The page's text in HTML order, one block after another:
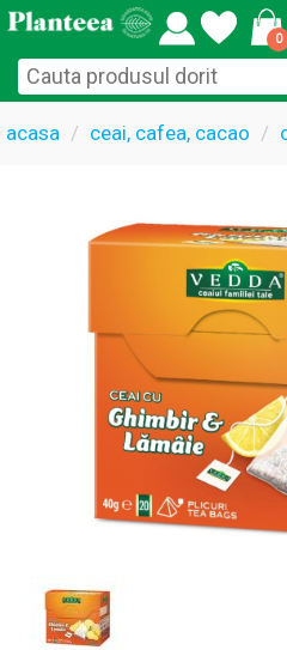
0
acasa ceai, cafea, cacao